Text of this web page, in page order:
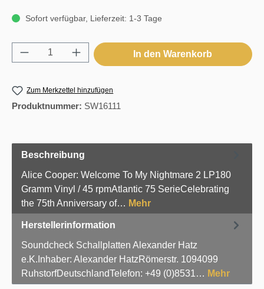
Sofort verfügbar, Lieferzeit: 1-3 Tage
Produkt Anzahl: Gib den gewünschten
In den Warenkorb
Zum Merkzettel hinzufügen
Produktnummer: SW16111
Beschreibung
Alice Cooper: Welcome To My Nightmare 2 LP180
Gramm Vinyl / 45 rpmAtlantic 75 SerieCelebrating
the 75th Anniversary of… Mehr
Herstellerinformation
Soundcheck Schallplatten Alexander Hatz
e.K.Inhaber: Alexander HatzRömerstr. 1094099
RuhstorfDeutschlandTelefon: +49 (0)8531… Mehr